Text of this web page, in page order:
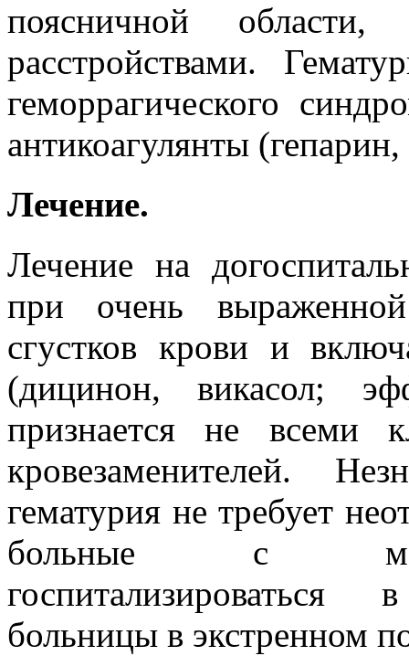
поясничной
расстройствами.
геморрагического
антикоагулянты
Лечение.
Лечение на
при очень
сгустков крови и
(дицинон, викасол;
признается не всеми
кровезаменителей.
гематурия не требует
больные с
госпитализироваться
больницы в экстренном